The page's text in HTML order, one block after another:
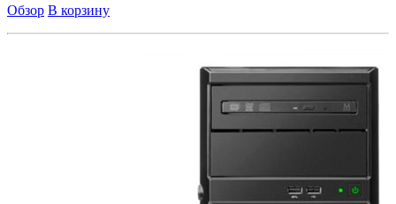
Обзор В корзину